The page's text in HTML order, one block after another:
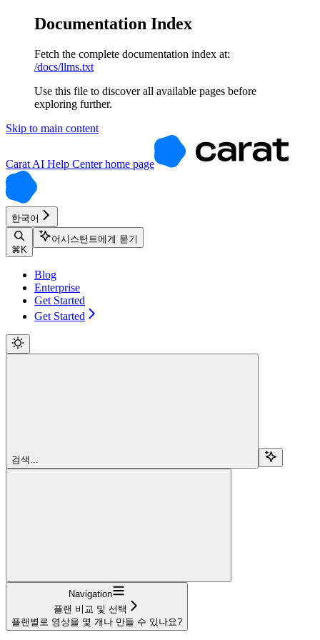
Documentation Index
Fetch the complete documentation index at:
/docs/llms.txt
Use this file to discover all available pages before
exploring further.
Skip to main content
Carat AI Help Centerhome page
한국어
⌘ K
어시스턴트에게 묻기
Blog
Enterprise
Get Started
Get Started
검색...
Navigation
플랜 비교 및 선택
플랜별로 영상을 몇 개나 만들 수 있나요?